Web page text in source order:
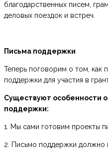
благодарственных писем,
деловых поездок и встреч.
Письма поддержки
Теперь поговорим о том, как
поддержки для участия в
Существуют особенности
поддержки:
1. Мы сами готовим проекты
2. Письмо поддержки должно